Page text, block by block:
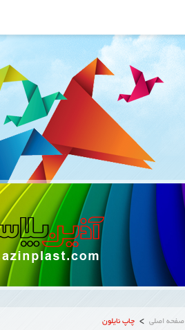
صفحه اصلی > چاپ نایلون